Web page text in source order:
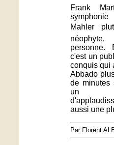
Frank
Mahler 
néophyte,
personne.
c'est un
conquis qui
Abbado
de minutes
un
aussi une
Par Florent